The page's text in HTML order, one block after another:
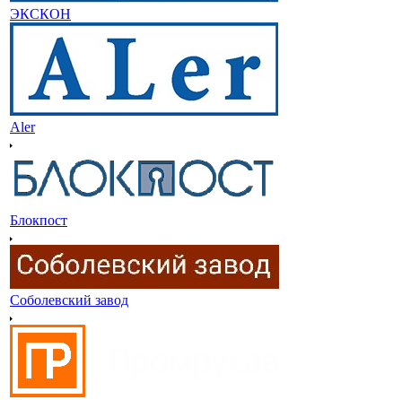
ЭКСКОН
Aler
Блокпост
Соболевский завод